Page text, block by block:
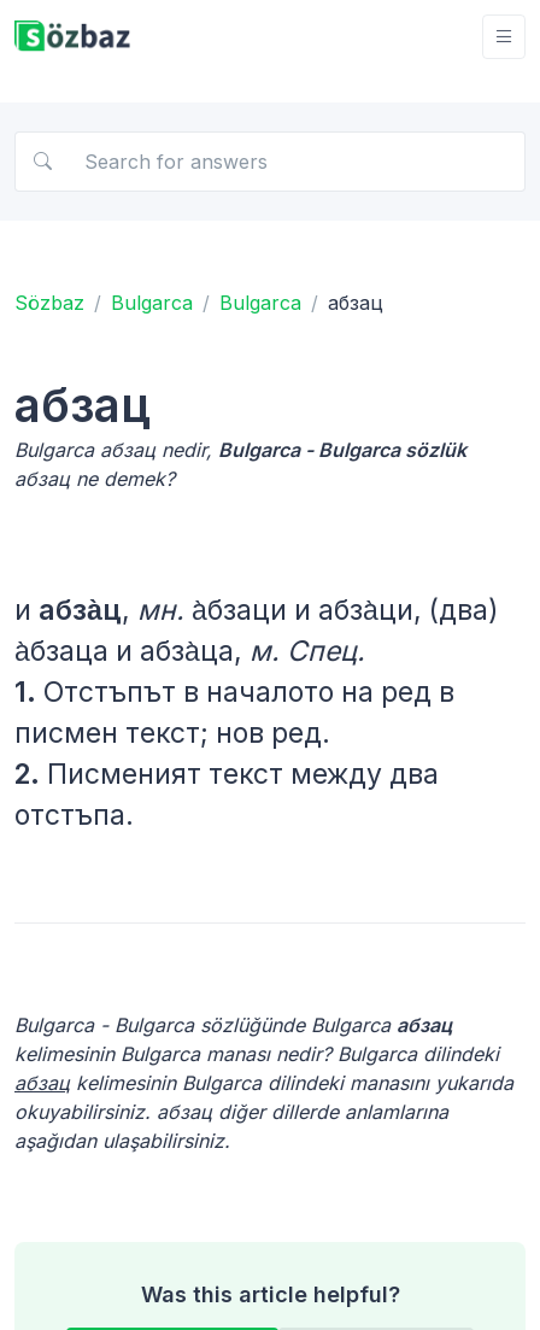
Sözbaz Bulgarca Bulgarca абзац
абзац
Bulgarca абзац nedir, Bulgarca - Bulgarca sözlük
абзац ne demek?
и абза̀ц, мн. а̀бзаци и абза̀ци, (два)
а̀бзаца и абза̀ца, м. Спец.
1. Отстъпът в началото на ред в
писмен текст; нов ред.
2. Писменият текст между два
отстъпа.
Bulgarca - Bulgarca sözlüğünde Bulgarca абзац
kelimesinin Bulgarca manası nedir? Bulgarca dilindeki
абзацkelimesinin Bulgarca dilindeki manasını yukarıda
okuyabilirsiniz. абзац diğer dillerde anlamlarına
aşağıdan ulaşabilirsiniz.
Was this article helpful?